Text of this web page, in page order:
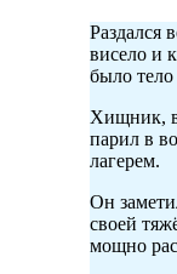
Раздался
висело и
было тело
Хищник,
парил в
лагерем.
Он
своей
мощно